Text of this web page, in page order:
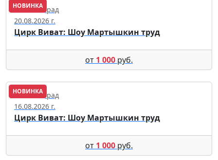
НОВИНКА
Калининград
20.08.2026 г.
Цирк Виват: Шоу Мартышкин труд
от 1 000 руб.
НОВИНКА
Калининград
16.08.2026 г.
Цирк Виват: Шоу Мартышкин труд
от 1 000 руб.